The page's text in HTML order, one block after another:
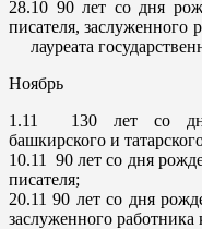
28.10 90 лет со дня
писателя,
лауреата
Ноябрь
1.11
130 лет со дня
башкирского и
10.11
90 лет со дня
писателя;
20.11 90 лет со дня
заслуженного работника